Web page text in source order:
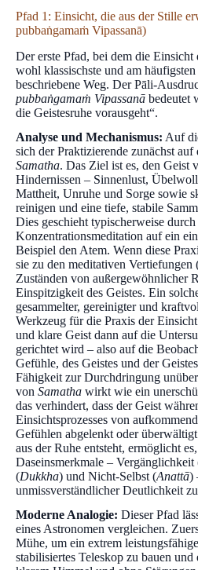
Pfad 1: Einsicht, die aus der Stille
pubbaṅgamaṁ Vipassanā)
Der erste Pfad, bei dem die
wohl klassischste und am
beschriebene Weg. Der Pāli-
pubbaṅgamaṁ Vipassanā bedeutet
die Geistesruhe vorausgeht“.
Analyse und Mechanismus: Auf
sich der Praktizierende zunächst
Samatha. Das Ziel ist es, den Geist
Hindernissen – Sinnenlust,
Mattheit, Unruhe und Sorge sowie
reinigen und eine tiefe, stabile
Dies geschieht typischerweise durch
Konzentrationsmeditation auf ein
Beispiel den Atem. Wenn diese
sie zu den meditativen Vertiefungen
Zuständen von außergewöhnlicher
Einspitzigkeit des Geistes. Ein
gesammelter, gereinigter und
Werkzeug für die Praxis der
und klare Geist dann auf die
gerichtet wird – also auf die
Gefühle, des Geistes und der
Fähigkeit zur Durchdringung
von Samatha wirkt wie ein
das verhindert, dass der Geist
Einsichtsprozesses von
Gefühlen abgelenkt oder
aus der Ruhe entsteht, ermöglicht
Daseinsmerkmale – Vergänglichkeit
(Dukkha) und Nicht-Selbst (Anattā)
unmissverständlicher Deutlichkeit
Moderne Analogie: Dieser Pfad
eines Astronomen vergleichen.
Mühe, um ein extrem
stabilisiertes Teleskop zu bauen